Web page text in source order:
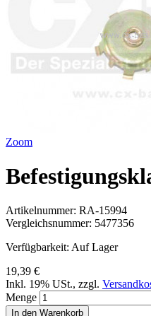
Zoom
Artikelnummer: RA-15994
Vergleichsnummer: 5477356
Verfügbarkeit: Auf Lager
19,39 €
Inkl. 19% USt., zzgl.
Menge
In den Warenkorb